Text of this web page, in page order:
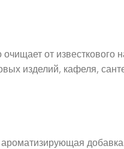
от известкового
изделий, кафеля,